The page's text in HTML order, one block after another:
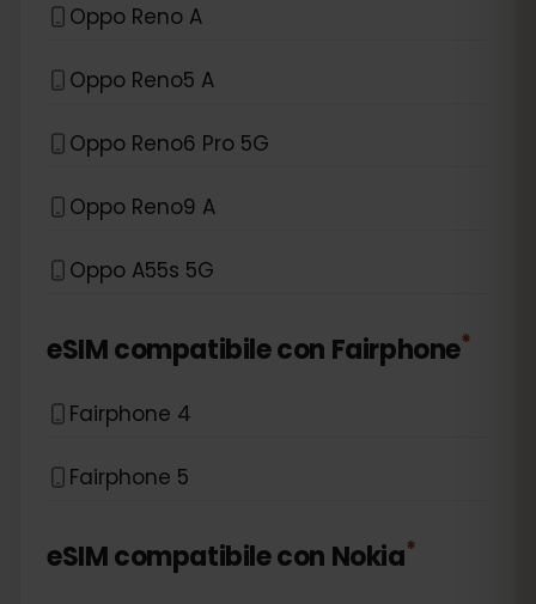
Oppo Reno A
Oppo Reno5 A
Oppo Reno6 Pro 5G
Oppo Reno9 A
Oppo A55s 5G
eSIM compatibile con Fairphone*
Fairphone 4
Fairphone 5
eSIM compatibile con Nokia*